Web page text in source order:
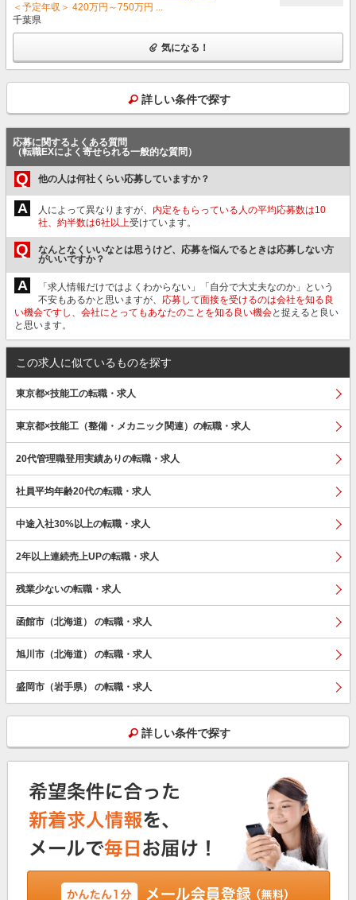
＜予定年収＞ 420万円～750万円 ...
千葉県
気になる！
詳しい条件で探す
応募に関するよくある質問
（転職EXによく寄せられる一般的な質問）
Q 他の人は何社くらい応募していますか？
A 人によって異なりますが、 内定をもらっている人の平均応募数は10
社、約半数は6社以上受けています。
Q
なんとなくいいなとは思うけど、応募を悩んでるときは応募しない方
がいいですか？
A
「求人情報だけではよくわからない」「自分で大丈夫なのか」という
不安もあるかと思いますが、 応募して面接を受けるのは会社を知る良
い機会ですし、会社にとってもあなたのことを知る良い機会と捉えると良い
と思います。
この求人に似ているものを探す
東京都×技能工の転職・求人
東京都×技能工（整備・メカニック関連）の転職・求人
20代管理職登用実績ありの転職・求人
社員平均年齢20代の転職・求人
中途入社30%以上の転職・求人
2年以上連続売上UPの転職・求人
残業少ないの転職・求人
函館市（北海道） の転職・求人
旭川市（北海道） の転職・求人
盛岡市（岩手県） の転職・求人
詳しい条件で探す